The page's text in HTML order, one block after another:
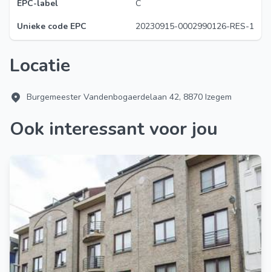
EPC-label
C
Unieke code EPC
20230915-0002990126-RES-1
Locatie
Burgemeester Vandenbogaerdelaan 42, 8870 Izegem
Ook interessant voor jou